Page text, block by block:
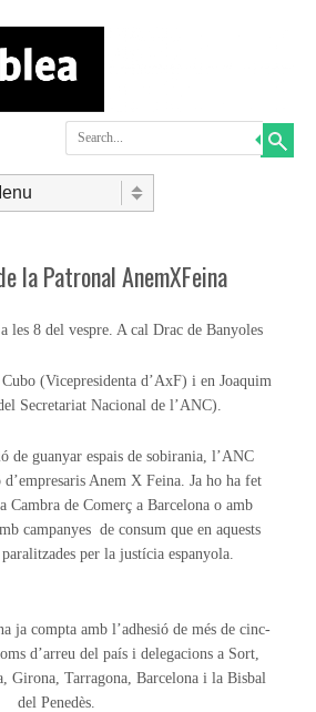
la Patronal AnemXFeina
les 8 del vespre. A cal Drac de Banyoles
(Vicepresidenta d’AxF) i en Joaquim
Secretariat Nacional de l’ANC).
de guanyar espais de sobirania, l’ANC
Anem X Feina. Ja ho ha fet
Cambra de Comerç a Barcelona o amb
campanyes de consum que en aquests
per la justícia espanyola.
ja compta amb l’adhesió de més de cinc-
d’arreu del país i delegacions a Sort,
Girona, Tarragona, Barcelona i la Bisbal
del Penedès.